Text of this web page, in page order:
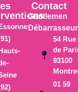
Contact
Gentlemen
Débarrasseur
54 Rue
de
93100
01 59